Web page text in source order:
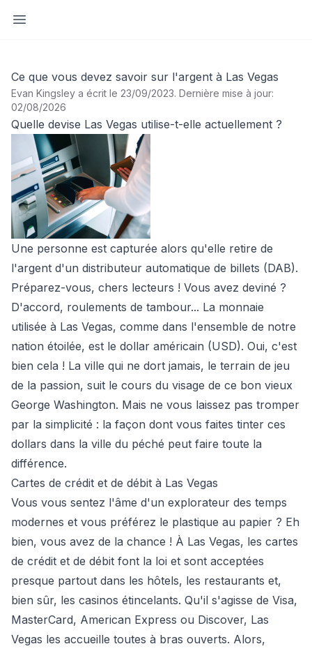
Ouvrir la barre latérale
Ce que vous devez savoir sur l'argent à Las Vegas
Evan Kingsley a écrit le 23/09/2023. Dernière mise à jour:
02/08/2026
Quelle devise Las Vegas utilise-t-elle actuellement ?
Une personne est capturée alors qu'elle retire de
l'argent d'un distributeur automatique de billets (DAB).
Préparez-vous, chers lecteurs ! Vous avez deviné ?
D'accord, roulements de tambour... La monnaie
utilisée à Las Vegas, comme dans l'ensemble de notre
nation étoilée, est le dollar américain (USD). Oui, c'est
bien cela ! La ville qui ne dort jamais, le terrain de jeu
de la passion, suit le cours du visage de ce bon vieux
George Washington. Mais ne vous laissez pas tromper
par la simplicité : la façon dont vous faites tinter ces
dollars dans la ville du péché peut faire toute la
différence.
Cartes de crédit et de débit à Las Vegas
Vous vous sentez l'âme d'un explorateur des temps
modernes et vous préférez le plastique au papier ? Eh
bien, vous avez de la chance ! À Las Vegas, les cartes
de crédit et de débit font la loi et sont acceptées
presque partout dans les hôtels, les restaurants et,
bien sûr, les casinos étincelants. Qu'il s'agisse de Visa,
MasterCard, American Express ou Discover, Las
Vegas les accueille toutes à bras ouverts. Alors,